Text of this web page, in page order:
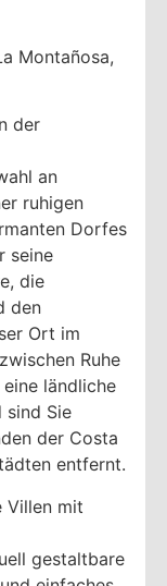
Montañosa,
der
an
ruhigen
Dorfes
seine
die
den
Ort im
Ruhe
ländliche
sind Sie
der Costa
entfernt.
Villen mit
gestaltbare